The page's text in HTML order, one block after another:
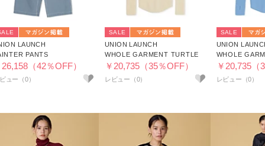
LAUNCH
PANTS
（42％OFF）
SALE
UNION LAUNCH
WHOLE GARMENT TURTLE
￥20,735（35％OFF）
SALE
UNION
WHOLE
￥20,735（